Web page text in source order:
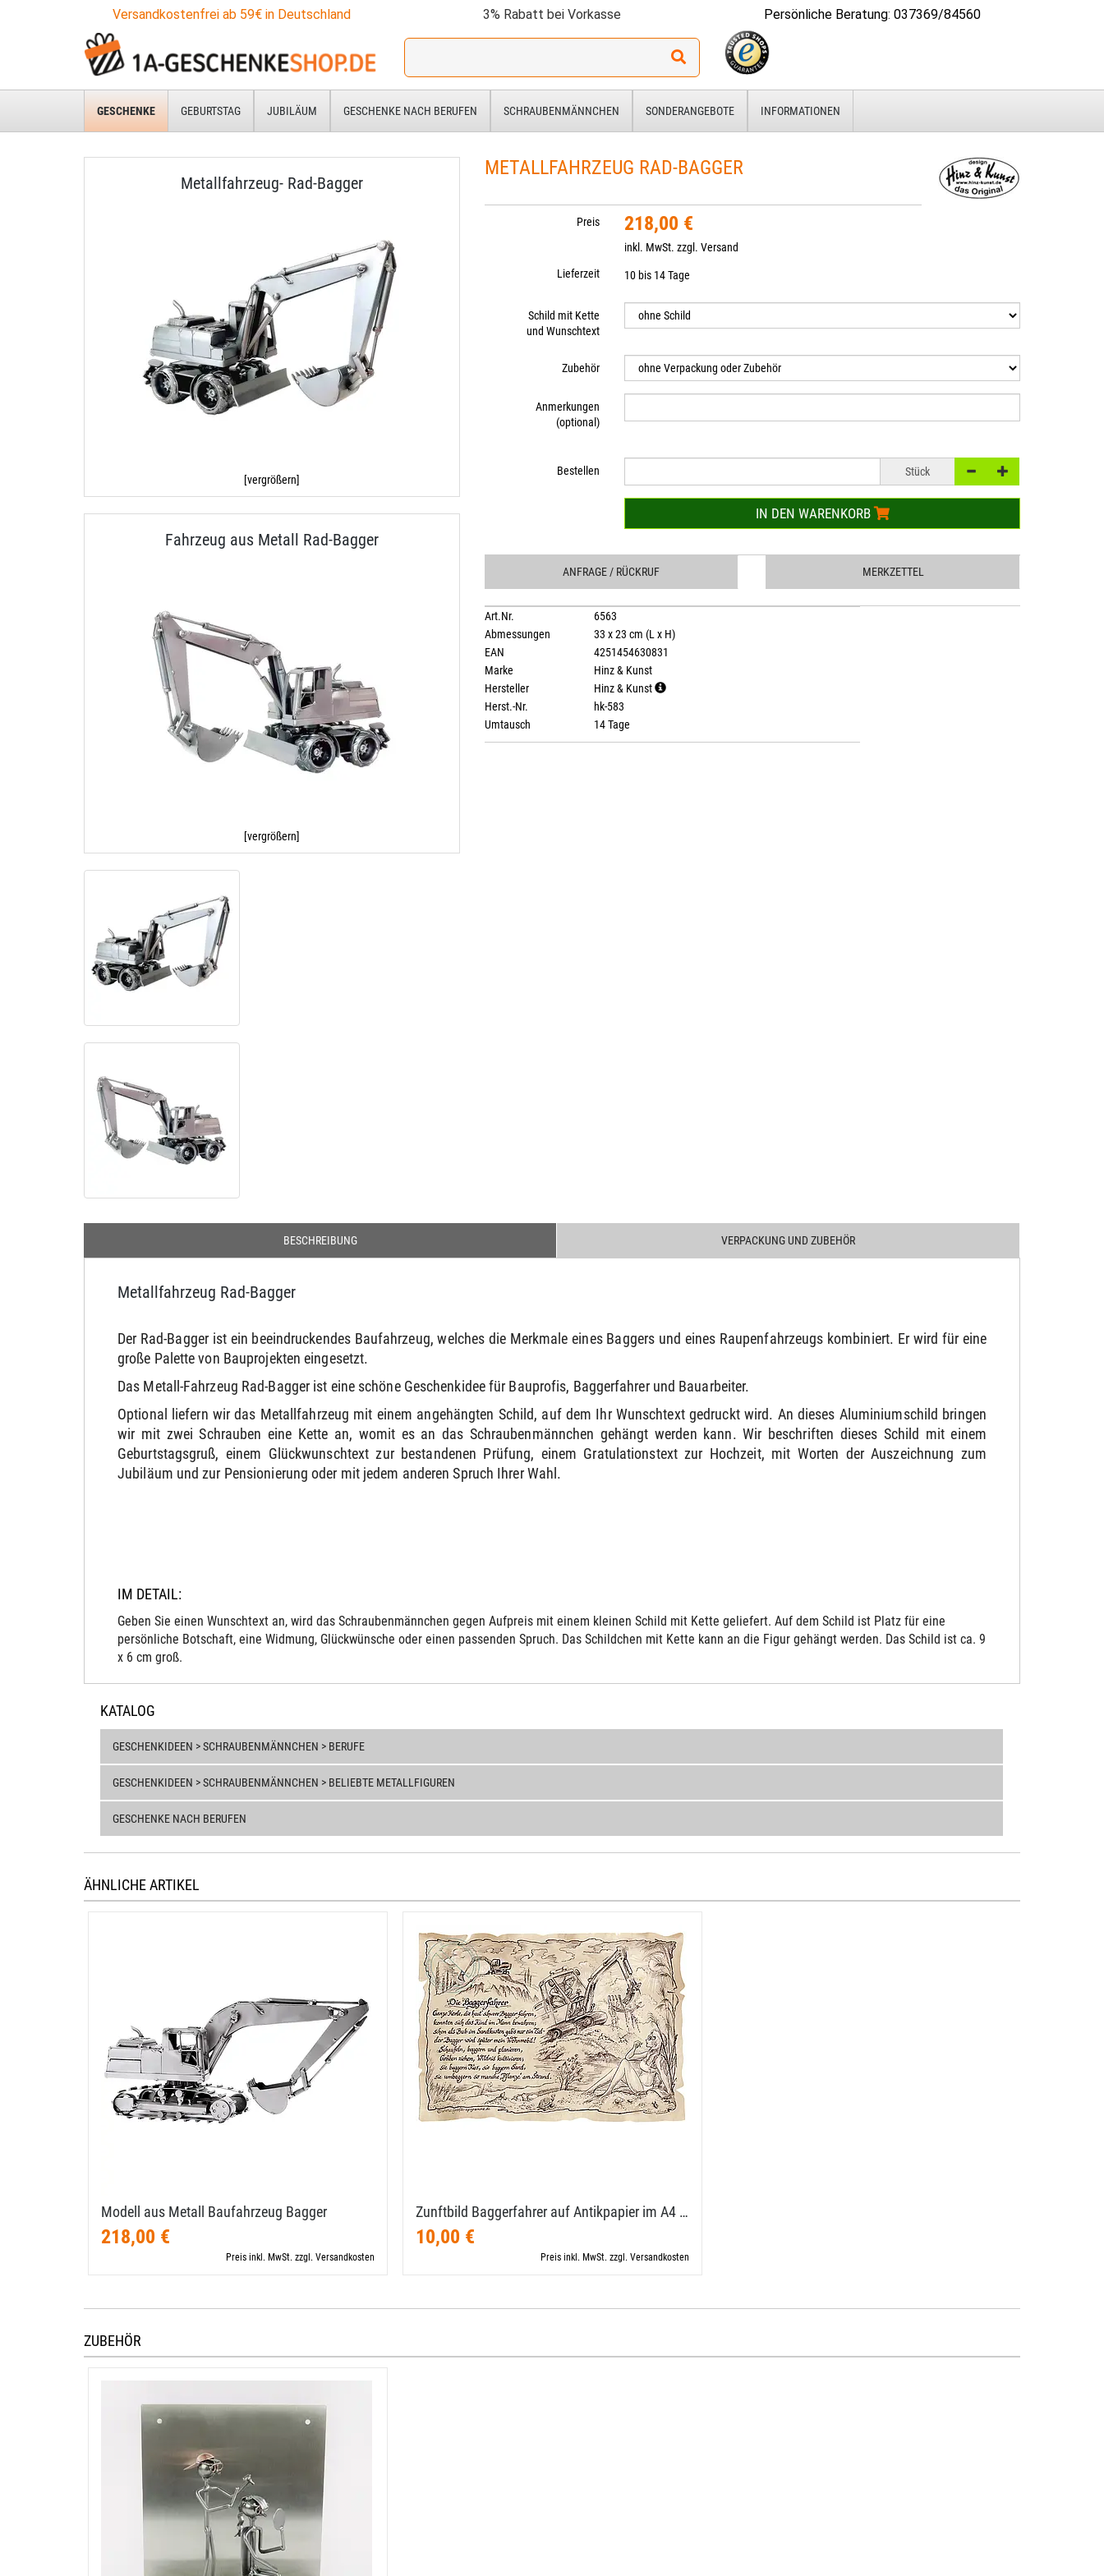
Versandkostenfrei ab 59€ in Deutschland 3% Rabatt bei Vorkasse Persönliche Beratung: 037369/84560
Ich
für:
GESCHENKE GEBURTSTAG JUBILÄUM GESCHENKE NACH BERUFEN SCHRAUBENMÄNNCHEN SONDERANGEBOTE INFORMATIONEN
Metallfahrzeug- Rad-Bagger
[vergrößern]
Fahrzeug aus Metall Rad-Bagger
[vergrößern]
METALLFAHRZEUG RAD-BAGGER
Preis 218,00 €
inkl. MwSt. zzgl.Versand
Lieferzeit
10 bis 14 Tage
Schild mit Kette
und Wunschtext
Zubehör
Anmerkungen
(optional)
Bestellen Stück
IN DEN WARENKORB
ANFRAGE / RÜCKRUF MERKZETTEL
Art.Nr.
6563
Abmessungen
33 x 23 cm (L x H)
EAN
4251454630831
Marke
Hinz & Kunst
Hersteller
Hinz & Kunst
Herst.-Nr.
hk-583
Umtausch
14 Tage
BESCHREIBUNG VERPACKUNG UND ZUBEHÖR
Metallfahrzeug Rad-Bagger
Der Rad-Bagger ist ein beeindruckendes Baufahrzeug, welches die Merkmale eines Baggers und eines Raupenfahrzeugs kombiniert. Er wird für eine
große Palette von Bauprojekten eingesetzt.
Das Metall-Fahrzeug Rad-Bagger ist eine schöne Geschenkidee für Bauprofis, Baggerfahrer und Bauarbeiter.
Optional liefern wir das Metallfahrzeug mit einem angehängten Schild, auf dem Ihr Wunschtext gedruckt wird. An dieses Aluminiumschild bringen
wir mit zwei Schrauben eine Kette an, womit es an das Schraubenmännchen gehängt werden kann. Wir beschriften dieses Schild mit einem
Geburtstagsgruß, einem Glückwunschtext zur bestandenen Prüfung, einem Gratulationstext zur Hochzeit, mit Worten der Auszeichnung zum
Jubiläum und zur Pensionierung oder mit jedem anderen Spruch Ihrer Wahl.
IM DETAIL:
Geben Sie einen Wunschtext an, wird das Schraubenmännchen gegen Aufpreis mit einem kleinen Schild mit Kette geliefert. Auf dem Schild ist Platz für eine
persönliche Botschaft, eine Widmung, Glückwünsche oder einen passenden Spruch. Das Schildchen mit Kette kann an die Figur gehängt werden. Das Schild ist ca. 9
x 6 cm groß.
KATALOG
GESCHENKIDEEN > SCHRAUBENMÄNNCHEN > BERUFE
GESCHENKIDEEN > SCHRAUBENMÄNNCHEN > BELIEBTE METALLFIGUREN
GESCHENKE NACH BERUFEN
ÄHNLICHE ARTIKEL
Modell aus Metall Baufahrzeug Bagger
218,00 €
Preis inkl. MwSt. zzgl. Versandkosten
Zunftbild Baggerfahrer auf Antikpapier im A4 …
10,00 €
Preis inkl. MwSt. zzgl. Versandkosten
ZUBEHÖR